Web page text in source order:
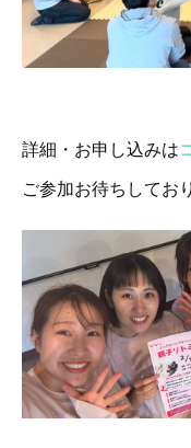
詳細・お申し込みは
ご参加お待ちしてお